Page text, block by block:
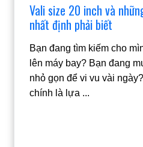
Vali size 20 inch và
nhất định phải biết
Bạn đang tìm kiếm cho
lên máy bay? Bạn đang
nhỏ gọn để vi vu vài
chính là lựa ...